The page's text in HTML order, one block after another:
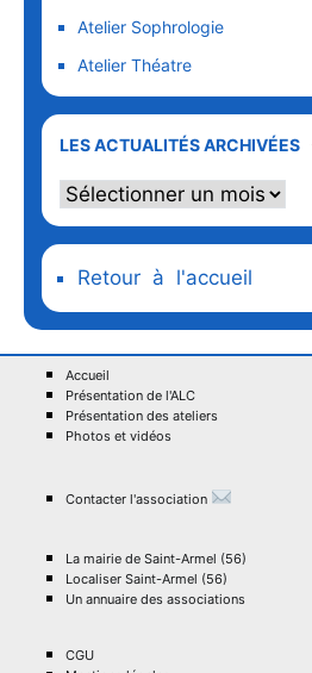
Atelier Sophrologie
Atelier Théatre
LES ACTUALITÉS ARCHIVÉES
Retour à l'accueil
Accueil
Présentation de l'ALC
Présentation des ateliers
Photos et vidéos
Contacter l'association
La mairie de Saint-Armel (56)
Localiser Saint-Armel (56)
Un annuaire des associations
CGU